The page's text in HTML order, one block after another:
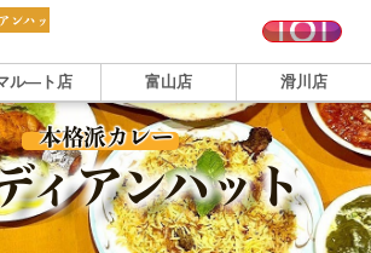
ンハッ
ル―ト店 富山店 滑川店
本格派カレー
ィアンハット